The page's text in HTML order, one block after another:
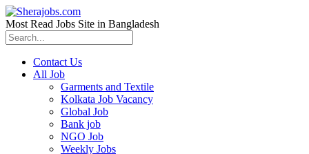
Most Read Jobs Site in Bangladesh
Contact Us
All Job
Garments and Textile
Kolkata Job Vacancy
Global Job
Bank job
NGO Job
Weekly Jobs